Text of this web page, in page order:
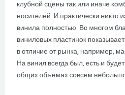
клубной сцены так или иначе
носителей. И практически никто
винила полностью. Во многом
виниловых пластинок
в отличие от рынка, например,
На винил всегда был, есть и
общих объемах совсем